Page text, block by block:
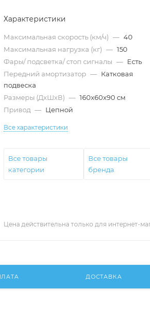
Характеристики
Максимальная скорость (км/ч) — 40
Максимальная нагрузка (кг) — 150
Фары/ подсветка/ стоп сигналы — Есть
Передний амортизатор — Катковая
подвеска
Размеры (ДхШхВ) — 160x60x90 см
Привод — Цепной
Все характеристики
Все товары
категории
Все товары
бренда
Цена действительна только для интернет-
ДОСТАВКА